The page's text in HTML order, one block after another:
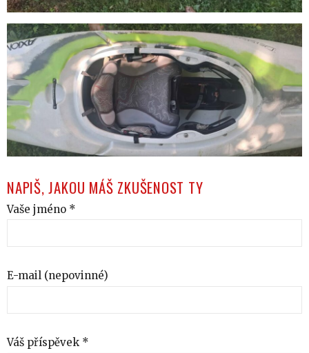
NAPIŠ, JAKOU MÁŠ ZKUŠENOST TY
Vaše jméno *
E-mail (nepovinné)
Váš příspěvek *